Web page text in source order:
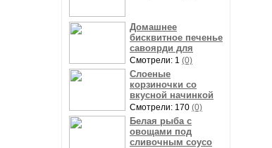
Домашнее
бисквитное печенье
савоярди для
Смотрели: 1 (0)
Слоеные
корзиночки со
вкусной начинкой
Смотрели: 170 (0)
Белая рыба с
овощами под
сливочным соусо